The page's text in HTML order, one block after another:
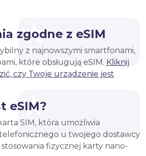
zgodne z eSIM
z najnowszymi smartfonami,
które obsługują eSIM. Kliknij
czy Twoje urządzenie jest
eSIM?
SIM, która umożliwia
u twojego dostawcy
fizycznej karty nano-